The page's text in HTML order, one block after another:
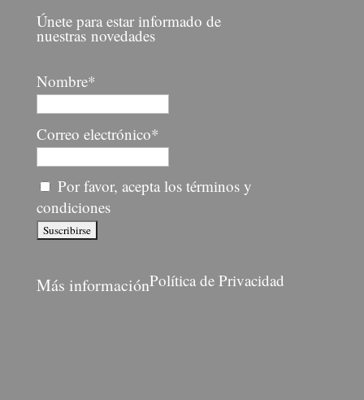
Únete para estar informado de
nuestras novedades
Nombre*
Correo electrónico*
Por favor, acepta los términos y
condiciones
Más informaciónPolítica de Privacidad